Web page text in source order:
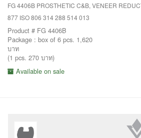
FG 4406B PROSTHETIC C&B, VENEER
877 ISO 806 314 288 514 013
Product # FG 4406B
Package : box of 6 pcs. 1,620
บาท
(1 pcs. 270 บาท)
Available on sale